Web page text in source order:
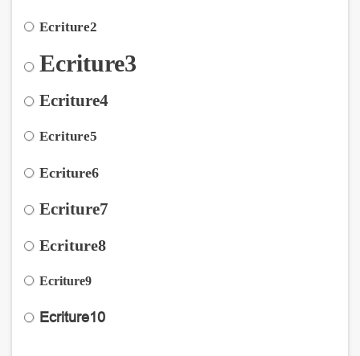
Ecriture2
Ecriture3
Ecriture4
Ecriture5
Ecriture6
Ecriture7
Ecriture8
Ecriture9
Ecriture10